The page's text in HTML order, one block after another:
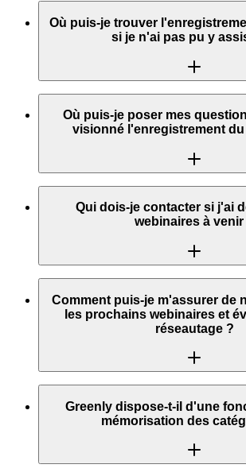
Envoyez un e-mail à
participer à notre prochain webinaire.
l'e-mail pourquoi vous pensez que votre
Où puis-je trouver
si je n'ai pas pu y
Tous nos webinaires sont enregistrés et
chaîne YouTube. Certains webinaires
disponibles sous forme de podcasts.
Où puis-je poser mes
visionné l'enregistrement
Vous pouvez adresser toutes vos
webinaires passés à l'adresse e-mail
Qui dois-je contacter si j'ai
webinaires à venir
Toutes les idées sont toujours les
envoyer vos idées ou suggestions à :
Comment puis-je m'assurer de
les prochains webinaires et
réseautage ?
Nous avons ce qu'il vous faut! Restez
dernières mises à jour et actualités en
newsletter et en nous suivant sur les
Greenly dispose-t-il d'une
mémorisation des